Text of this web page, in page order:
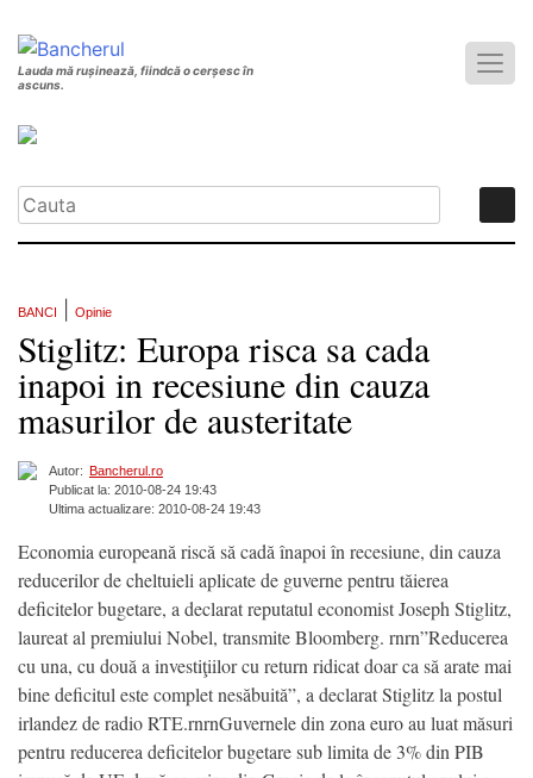
Lauda mă rușinează, fiindcă o cerșesc în
ascuns.
BANCI Opinie
Stiglitz: Europa risca sa cada
inapoi in recesiune din cauza
masurilor de austeritate
Autor: Bancherul.ro
Publicat la: 2010-08-24 19:43
Ultima actualizare: 2010-08-24 19:43
Economia europeană riscă să cadă înapoi în recesiune, din cauza
reducerilor de cheltuieli aplicate de guverne pentru tăierea
deficitelor bugetare, a declarat reputatul economist Joseph Stiglitz,
laureat al premiului Nobel, transmite Bloomberg. rnrn”Reducerea
cu una, cu două a investiţiilor cu return ridicat doar ca să arate mai
bine deficitul este complet nesăbuită”, a declarat Stiglitz la postul
irlandez de radio RTE.rnrnGuvernele din zona euro au luat măsuri
pentru reducerea deficitelor bugetare sub limita de 3% din PIB